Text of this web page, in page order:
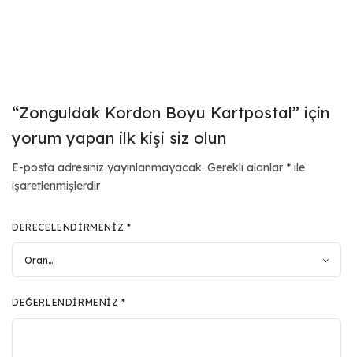
“Zonguldak Kordon Boyu Kartpostal” için
yorum yapan ilk kişi siz olun
E-posta adresiniz yayınlanmayacak. Gerekli alanlar * ile
işaretlenmişlerdir
DERECELENDIRMENIZ *
DEĞERLENDIRMENIZ*